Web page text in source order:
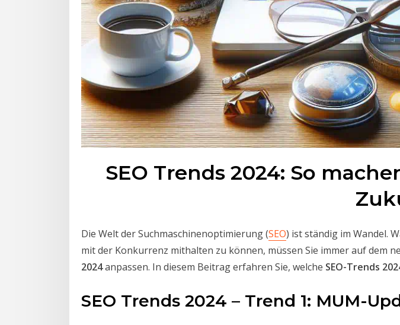
SEO Trends 2024: So
Die Welt der Suchmaschinenoptimierung (SEO) ist ständig im Wandel.
mit der Konkurrenz mithalten zu können, müssen Sie immer auf dem
2024anpassen. In diesem Beitrag erfahren Sie, welche SEO-Trends
SEO Trends 2024 – Trend 1: MUM-